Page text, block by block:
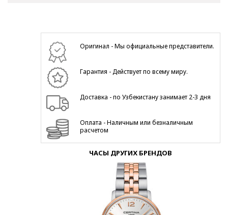
Оригинал - Мы официальные представители.
Гарантия - Действует по всему миру.
Доставка - по Узбекистану занимает 2-3 дня
Оплата - Наличным или безналичным
расчетом
ЧАСЫ ДРУГИХ БРЕНДОВ